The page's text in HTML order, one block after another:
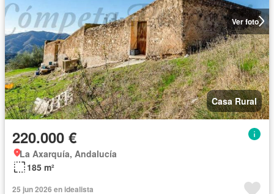
Ver foto
Casa Rural
220.000 €
La Axarquía, Andalucía
185 m²
25 jun 2026 en idealista